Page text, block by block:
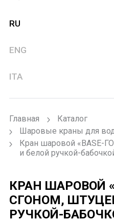
RU
ENG
ITA
Главная
Каталог
Шаровые краны для
Кран шаровой «BASE-
и белой ручкой-
КРАН ШАРОВОЙ
СГОНОМ,
РУЧКОЙ-